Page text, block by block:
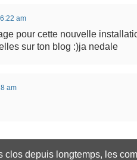
am
pour cette nouvelle
sur ton blog :)ja nedale
am
clos depuis longtemps, les